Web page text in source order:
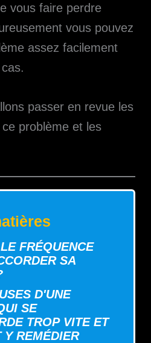
vous faire perdre
vous pouvez
assez facilement
passer en revue les
problème et les
FRÉQUENCE
SA
D'UNE
SE
TROP VITE ET
Y REMÉDIER